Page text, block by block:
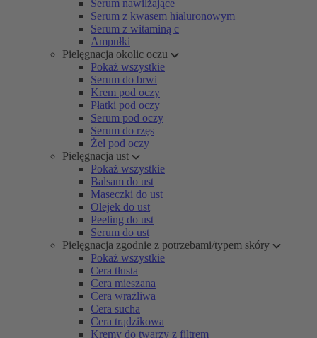
Serum nawilżające
Serum z kwasem hialuronowym
Serum z witaminą c
Ampułki
Pielęgnacja okolic oczu
Pokaż wszystkie
Serum do brwi
Krem pod oczy
Płatki pod oczy
Serum pod oczy
Serum do rzęs
Żel pod oczy
Pielęgnacja ust
Pokaż wszystkie
Balsam do ust
Maseczki do ust
Olejek do ust
Peeling do ust
Serum do ust
Pielęgnacja zgodnie z potrzebami/typem skóry
Pokaż wszystkie
Cera tłusta
Cera mieszana
Cera wrażliwa
Cera sucha
Cera trądzikowa
Kremy do twarzy z filtrem